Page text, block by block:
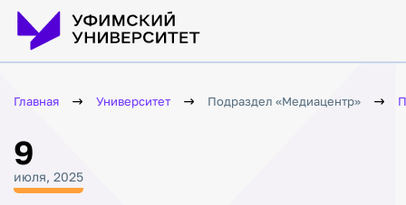
Главная Университет Подраздел «Медиацентр»
9
июля, 2025